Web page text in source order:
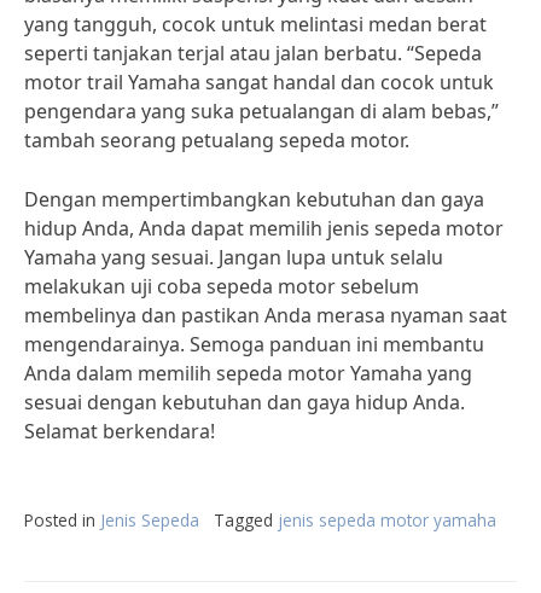
yang tangguh, cocok untuk melintasi medan berat
seperti tanjakan terjal atau jalan berbatu. “Sepeda
motor trail Yamaha sangat handal dan cocok untuk
pengendara yang suka petualangan di alam bebas,”
tambah seorang petualang sepeda motor.
Dengan mempertimbangkan kebutuhan dan gaya
hidup Anda, Anda dapat memilih jenis sepeda motor
Yamaha yang sesuai. Jangan lupa untuk selalu
melakukan uji coba sepeda motor sebelum
membelinya dan pastikan Anda merasa nyaman saat
mengendarainya. Semoga panduan ini membantu
Anda dalam memilih sepeda motor Yamaha yang
sesuai dengan kebutuhan dan gaya hidup Anda.
Selamat berkendara!
Posted in Jenis Sepeda Tagged jenis sepeda motor yamaha